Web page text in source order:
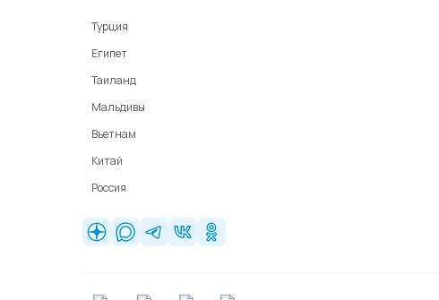
Турция
Египет
Таиланд
Мальдивы
Вьетнам
Китай
Россия